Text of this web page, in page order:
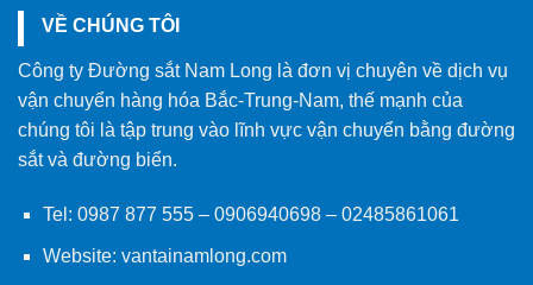
VỀ CHÚNG TÔI
Công ty Đường sắt Nam Long là đơn vị chuyên về dịch vụ
vận chuyển hàng hóa Bắc-Trung-Nam, thế mạnh của
chúng tôi là tập trung vào lĩnh vực vận chuyển bằng đường
sắt và đường biển.
Tel: 0987 877 555– 0906940698– 02485861061
Website: vantainamlong.com